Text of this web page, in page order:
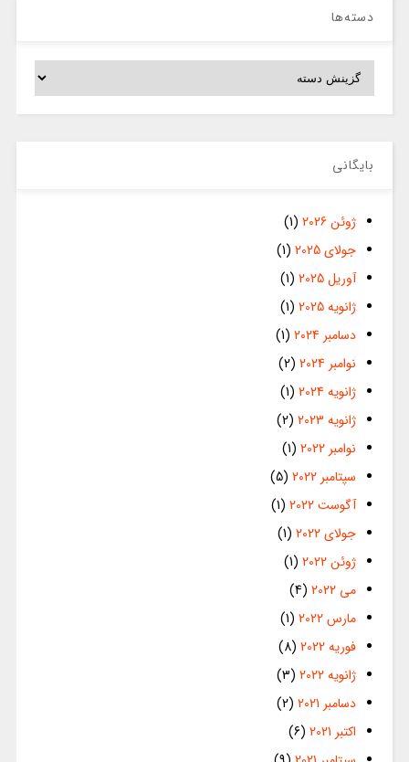
دسته‌ها
دسته‌ها
بایگانی
ژوئن 2026
(1)
جولای 2025
(1)
آوریل 2025
(1)
ژانویه 2025
(1)
دسامبر 2024
(1)
نوامبر 2024
(2)
ژانویه 2024
(1)
ژانویه 2023
(2)
نوامبر 2022
(1)
سپتامبر 2022
(5)
آگوست 2022
(1)
جولای 2022
(1)
ژوئن 2022
(1)
می 2022
(4)
مارس 2022
(1)
فوریه 2022
(8)
ژانویه 2022
(3)
دسامبر 2021
(2)
اکتبر 2021
(6)